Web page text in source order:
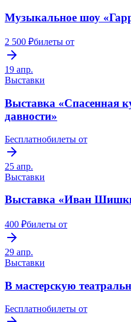
Музыкальное шоу
2 500 ₽билеты от
19 апр.
Выставки
Выставка «Спасенная
давности»
Бесплатнобилеты от
25 апр.
Выставки
Выставка «Иван
400 ₽билеты от
29 апр.
Выставки
В мастерскую
Бесплатнобилеты от